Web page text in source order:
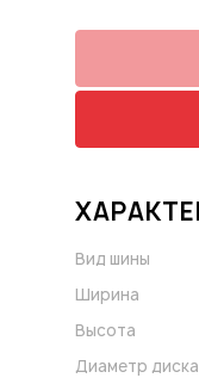
Вид шины
Ширина
Высота
Диаметр диска